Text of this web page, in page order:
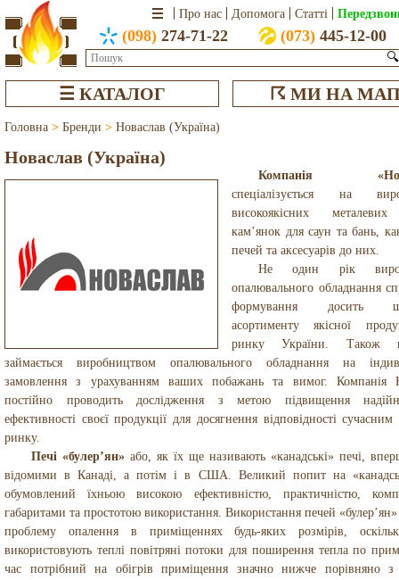
Про нас Допомога Статті
(098) 274-71-22 (073)445-12-00
🔍
☰ КАТАЛОГ ☈ МИ НА
Головна > Бренди > Новаслав (Україна)
Новаслав (Україна)
Компанія
спеціалізується на
високоякісних
кам’янок для саун та бань,
печей та аксесуарів до них.
Не один рік
опалювального обладнання
формування досить
асортименту якісної
ринку України. Також
займається виробництвом опалювального обладнання на
замовлення з урахуванням ваших побажань та вимог. Компанія
постійно проводить дослідження з метою підвищення
ефективності своєї продукції для досягнення відповідності
ринку.
Печі «булер’ян» або, як їх ще називають «канадські» печі,
відомими в Канаді, а потім і в США. Великий попит на
обумовлений їхньою високою ефективністю, практичністю,
габаритами та простотою використання. Використання печей
проблему опалення в приміщеннях будь-яких розмірів,
використовують теплі повітряні потоки для поширення тепла по
час потрібний на обігрів приміщення значно нижче порівняно